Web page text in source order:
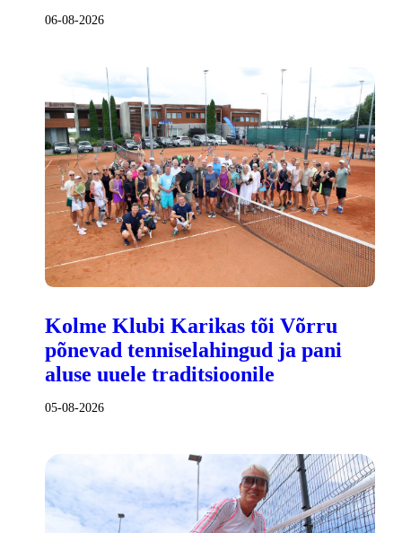
06-08-2026
Kolme Klubi Karikas tõi Võrru
põnevad tenniselahingud ja pani
aluse uuele traditsioonile
05-08-2026